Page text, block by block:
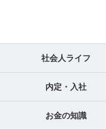
社会人ライフ
内定・入社
お金の知識